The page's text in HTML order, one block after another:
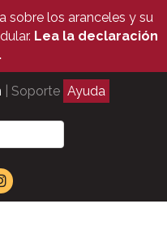
sobre los aranceles y su
Lea la declaración
| Soporte Ayuda